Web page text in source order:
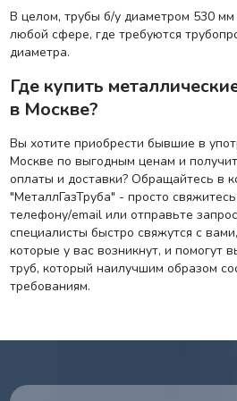
В целом, трубы б/у диаметром 530 мм
любой сфере, где требуются
диаметра.
Где купить
в Москве?
Вы хотите приобрести бывшие в
Москве по выгодным ценам и
оплаты и доставки? Обращайтесь в
"МеталлГазТруба" - просто
телефону/email или отправьте
специалисты быстро свяжутся с
которые у вас возникнут, и помогут
труб, который наилучшим образом
требованиям.